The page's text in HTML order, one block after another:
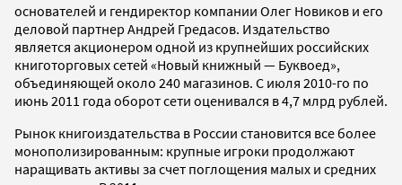
основателей и гендиректор компании Олег Новиков и его
деловой партнер Андрей Гредасов. Издательство
является акционером одной из крупнейших российских
книготорговых сетей «Новый книжный — Буквоед»,
объединяющей около 240 магазинов. С июля 2010-го по
июнь 2011 года оборот сети оценивался в 4,7 млрд рублей.
Рынок книгоиздательства в России становится все более
монополизированным: крупные игроки продолжают
наращивать активы за счет поглощения малых и средних